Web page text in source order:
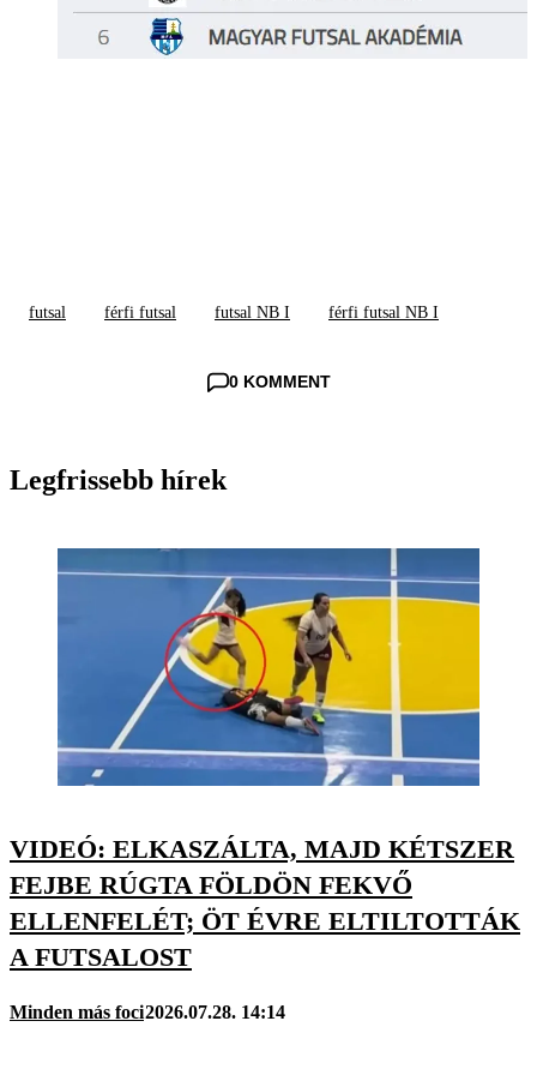
futsal férfi futsal futsal NB I férfi futsal NB I
0 KOMMENT
Legfrissebb hírek
VIDEÓ: ELKASZÁLTA, MAJD KÉTSZER
FEJBE RÚGTA FÖLDÖN FEKVŐ
ELLENFELÉT; ÖT ÉVRE ELTILTOTTÁK
A FUTSALOST
Minden más foci2026.07.28. 14:14